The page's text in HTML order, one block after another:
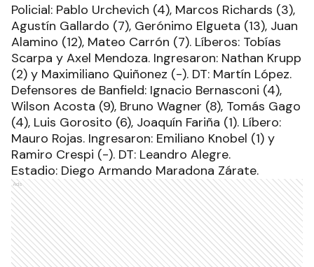
Policial: Pablo Urchevich (4), Marcos Richards (3),
Agustín Gallardo (7), Gerónimo Elgueta (13), Juan
Alamino (12), Mateo Carrón (7). Líberos: Tobías
Scarpa y Axel Mendoza. Ingresaron: Nathan Krupp
(2) y Maximiliano Quiñonez (-). DT: Martín López.
Defensores de Banfield: Ignacio Bernasconi (4),
Wilson Acosta (9), Bruno Wagner (8), Tomás Gago
(4), Luis Gorosito (6), Joaquín Fariña (1). Líbero:
Mauro Rojas. Ingresaron: Emiliano Knobel (1) y
Ramiro Crespi (-). DT: Leandro Alegre.
Estadio: Diego Armando Maradona Zárate.
Ads